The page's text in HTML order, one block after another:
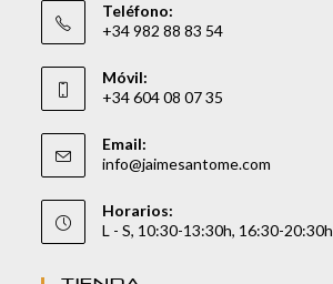
Teléfono:
+34 982 88 83 54
Móvil:
+34 604 08 07 35
Email:
info@jaimesantome.com
Horarios:
L - S, 10:30-13:30h, 16:30-20:30h